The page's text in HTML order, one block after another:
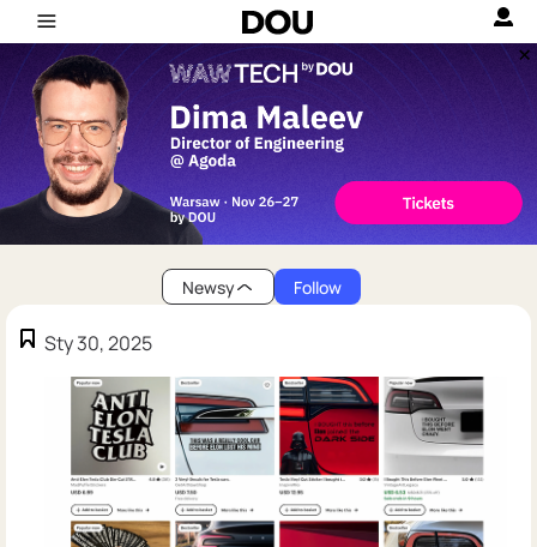
Newsy Follow
Sty 30, 2025